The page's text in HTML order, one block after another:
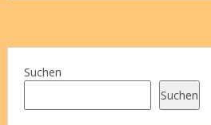
Suchen
Suchen